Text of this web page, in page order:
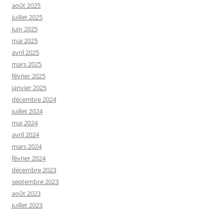
août 2025
juillet 2025
juin 2025
mai 2025
avril 2025
mars 2025
février 2025
janvier 2025
décembre 2024
juillet 2024
mai 2024
avril 2024
mars 2024
février 2024
décembre 2023
septembre 2023
août 2023
juillet 2023